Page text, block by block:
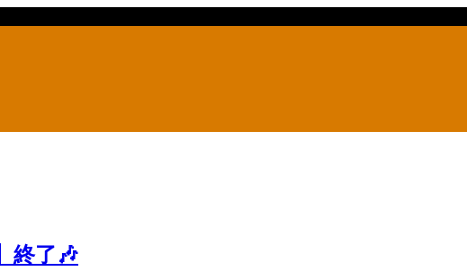
終了🎶